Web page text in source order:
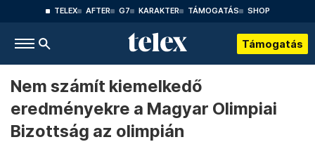
TELEX AFTER G7 KARAKTER TÁMOGATÁS SHOP
Támogatás
Nem számít kiemelkedő
eredményekre a Magyar Olimpiai
Bizottság az olimpián